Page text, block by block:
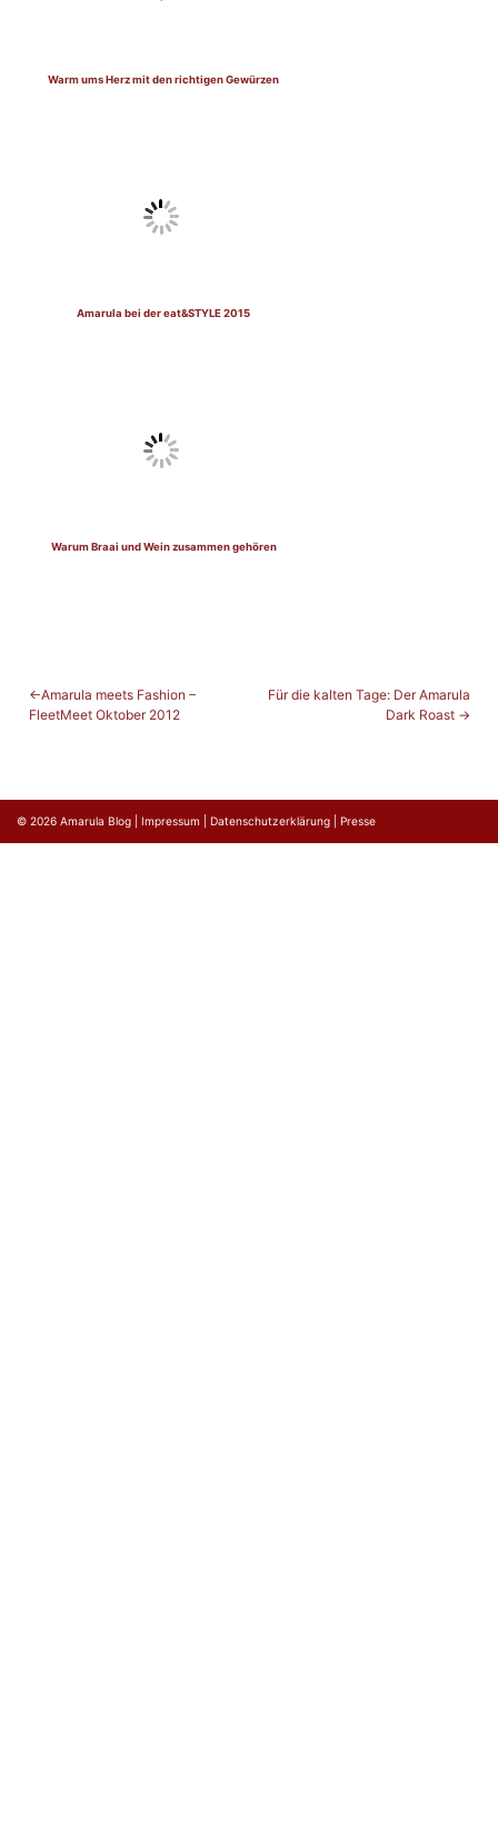
Warm ums Herz mit den richtigen Gewürzen
Amarula bei der eat&STYLE 2015
Warum Braai und Wein zusammen gehören
BEITRAGSNAVIGATION
Amarula meets Fashion –
FleetMeet Oktober 2012
Für die kalten Tage: Der Amarula
Dark Roast
© 2026 Amarula Blog Impressum Datenschutzerklärung Presse